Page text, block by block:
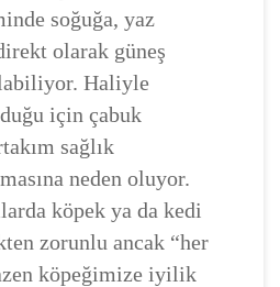
soğuğa, yaz
olarak güneş
Haliyle
için çabuk
sağlık
neden oluyor.
köpek ya da kedi
zorunlu ancak “her
köpeğimize iyilik